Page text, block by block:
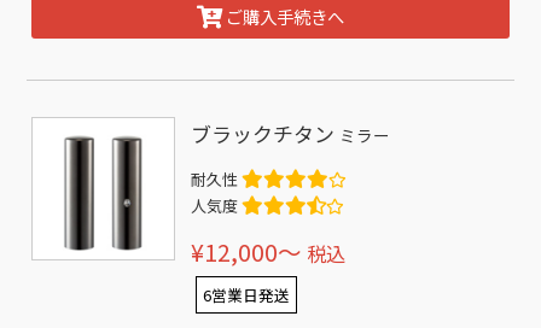
ご購入手続きへ
ブラックチタン ミラー
耐久性
人気度
¥12,000〜 税込
6営業日発送